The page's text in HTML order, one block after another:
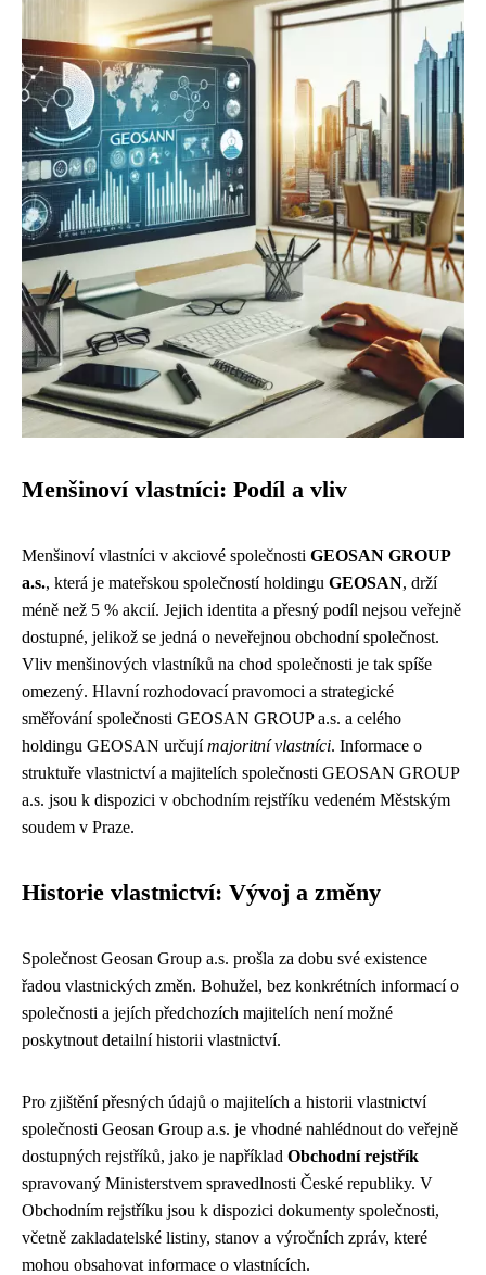
Menšinoví vlastníci: Podíl a vliv
Menšinoví vlastníci v akciové společnosti GEOSAN GROUP
a.s., která je mateřskou společností holdingu GEOSAN, drží
méně než 5 % akcií. Jejich identita a přesný podíl nejsou veřejně
dostupné, jelikož se jedná o neveřejnou obchodní společnost.
Vliv menšinových vlastníků na chod společnosti je tak spíše
omezený. Hlavní rozhodovací pravomoci a strategické
směřování společnosti GEOSAN GROUP a.s. a celého
holdingu GEOSAN určujímajoritní vlastníci. Informace o
struktuře vlastnictví a majitelích společnosti GEOSAN GROUP
a.s. jsou k dispozici v obchodním rejstříku vedeném Městským
soudem v Praze.
Historie vlastnictví: Vývoj a změny
Společnost Geosan Group a.s. prošla za dobu své existence
řadou vlastnických změn. Bohužel, bez konkrétních informací o
společnosti a jejích předchozích majitelích není možné
poskytnout detailní historii vlastnictví.
Pro zjištění přesných údajů o majitelích a historii vlastnictví
společnosti Geosan Group a.s. je vhodné nahlédnout do veřejně
dostupných rejstříků, jako je například Obchodní rejstřík
spravovaný Ministerstvem spravedlnosti České republiky. V
Obchodním rejstříku jsou k dispozici dokumenty společnosti,
včetně zakladatelské listiny, stanov a výročních zpráv, které
mohou obsahovat informace o vlastnících.